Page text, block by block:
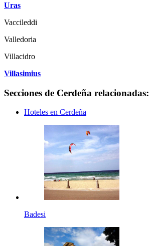
Uras
Vaccileddi
Valledoria
Villacidro
Villasimius
Secciones de Cerdeña relacionadas:
Hoteles en Cerdeña
Badesi